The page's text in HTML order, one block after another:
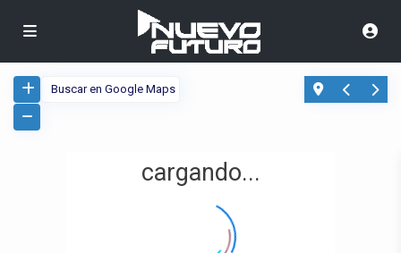
cargando...